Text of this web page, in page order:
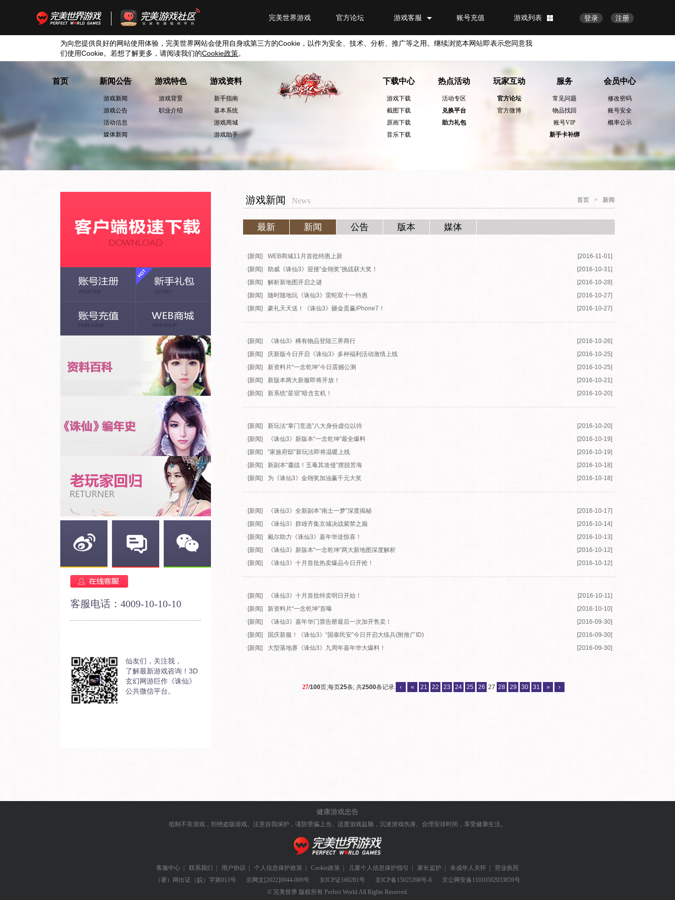
注册
登录
游戏列表
账号充值
游戏客服
官方论坛
完美世界游戏
为向您提供良好的网站使用体验，完美世界网站会使用自身或第三方的Cookie ，以作为安全、技术、分析、推广等之用。继续浏览本网站即表示您同意我
们使用Cookie。若想了解更多，请阅读我们的Cookie政策。
首页 新闻公告
游戏新闻
游戏公告
活动信息
媒体新闻
游戏特色
游戏背景
职业介绍
游戏资料
新手指南
基本系统
游戏商城
游戏助手
下载中心
游戏下载
截图下载
原画下载
音乐下载
热点活动
活动专区
兑换平台
助力礼包
玩家互动
官方论坛
官方微博
服务
常见问题
物品找回
账号VIP
新手卡补绑
会员中心
修改密码
账号安全
概率公示
客服电话：4009-10-10-10
仙友们，关注我，
了解最新游戏咨询！3D
玄幻网游巨作《诛仙》
公共微信平台。
首页 > 新闻
游戏新闻 News
最新 新闻 公告 版本 媒体
[2016-11-01]
· [新闻]
WEB商城11月首批特惠上新
[2016-10-31]
· [新闻]
助威《诛仙3》迎接“金翎奖”挑战获大奖！
[2016-10-28]
· [新闻]
解析新地图开启之谜
[2016-10-27]
· [新闻]
随时随地玩《诛仙3》雷蛇双十一特惠
[2016-10-27]
· [新闻] 豪礼天天送！《诛仙3》砸金蛋赢iPhone7！
[2016-10-26]
· [新闻]
《诛仙3》稀有物品登陆三界商行
[2016-10-25]
· [新闻]
庆新版今日开启《诛仙3》多种福利活动激情上线
[2016-10-25]
· [新闻]
新资料片“一念乾坤”今日震撼公测
[2016-10-21]
· [新闻]
新版本两大新服即将开放！
[2016-10-20]
· [新闻] 新系统“星宿”暗含玄机！
[2016-10-20]
· [新闻]
新玩法“掌门竞选”八大身份虚位以待
[2016-10-19]
· [新闻]
《诛仙3》新版本“一念乾坤”最全爆料
[2016-10-19]
· [新闻]
“家族府邸”新玩法即将温暖上线
[2016-10-18]
· [新闻]
新副本“鏖战！五毒其攻侵”摆脱苦海
[2016-10-18]
· [新闻] 为《诛仙3》金翎奖加油赢千元大奖
[2016-10-17]
· [新闻]
《诛仙3》全新副本“南土一梦”深度揭秘
[2016-10-14]
· [新闻]
《诛仙3》群雄齐集京城决战紫禁之巅
[2016-10-13]
· [新闻]
戴尔助力《诛仙3》嘉年华送惊喜！
[2016-10-12]
· [新闻]
《诛仙3》新版本“一念乾坤”两大新地图深度解析
[2016-10-12]
· [新闻] 《诛仙3》十月首批热卖爆品今日开抢！
[2016-10-11]
· [新闻]
《诛仙3》十月首批特卖明日开始！
[2016-10-10]
· [新闻]
新资料片“一念乾坤”首曝
[2016-09-30]
· [新闻]
《诛仙3》嘉年华门票告罄最后一次加开售卖！
[2016-09-30]
· [新闻]
国庆新服！《诛仙3》“国泰民安”今日开启大练兵(附推广ID)
[2016-09-30]
· [新闻] 大型落地赛《诛仙3》九周年嘉年华大爆料！
27/100页;每页25条; 共2500条记录. ‹ « 21 22 23 24 25 26 27 28 29 30 31 » ›
健康游戏忠告
抵制不良游戏，拒绝盗版游戏。注意自我保护，谨防受骗上当。 适度游戏益脑，沉迷游戏伤身。合理安排时间，享受健康生活。
客服中心 | 联系我们 | 用户协议 | 个人信息保护政策 | Cookie政策 | 儿童个人信息保护指引 | 家长监护 | 未成年人关怀 |
营业执照
（署）网出证（皖）字第013号
京网文[2022]0044-009号 京ICP证160281号 京ICP备15025398号-6 京公网安备11010502033859号
© 完美世界 版权所有 Perfect World.All Rights Reserved.